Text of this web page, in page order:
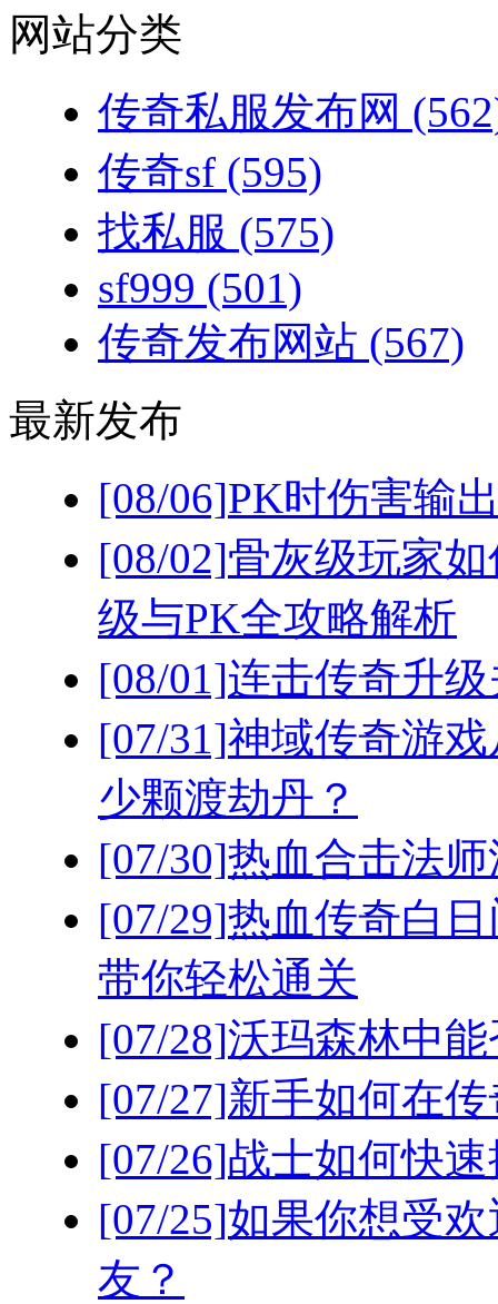
网站分类
传奇私服发布网
传奇sf (595)
找私服 (575)
sf999 (501)
传奇发布网站 (567)
最新发布
[08/06]PK时伤害输
[08/02]骨灰级玩家
级与PK全攻略解析
[08/01]连击传奇升
[07/31]神域传奇游
少颗渡劫丹？
[07/30]热血合击法
[07/29]热血传奇白
带你轻松通关
[07/28]沃玛森林中
[07/27]新手如何在
[07/26]战士如何快
[07/25]如果你想受
友？